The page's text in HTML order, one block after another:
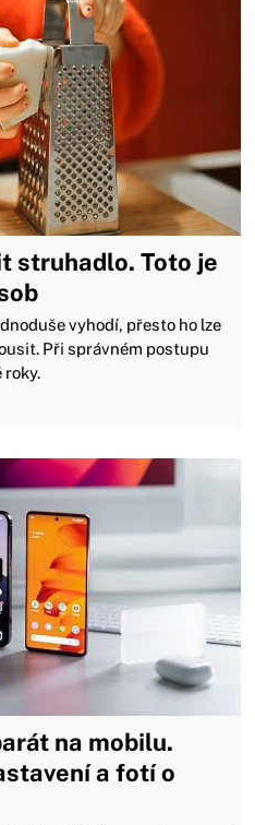
struhadlo. Toto je
vyhodí, přesto ho lze
Při správném postupu
roky.
na mobilu.
a fotí o